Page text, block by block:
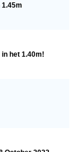
het 1.40m!